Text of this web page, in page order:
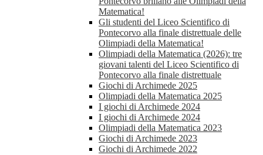
Matematica!
Gli studenti del Liceo Scientifico di
Pontecorvo alla finale distrettuale delle
Olimpiadi della Matematica!
Olimpiadi della Matematica (2026): tre
giovani talenti del Liceo Scientifico di
Pontecorvo alla finale distrettuale
Giochi di Archimede 2025
Olimpiadi della Matematica 2025
I giochi di Archimede 2024
I giochi di Archimede 2024
Olimpiadi della Matematica 2023
Giochi di Archimede 2023
Giochi di Archimede 2022